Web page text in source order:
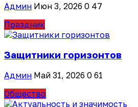
Админ Июн 3, 2026 0 47
Праздник
Защитники горизонтов
Админ Май 31, 2026 0 61
Общество